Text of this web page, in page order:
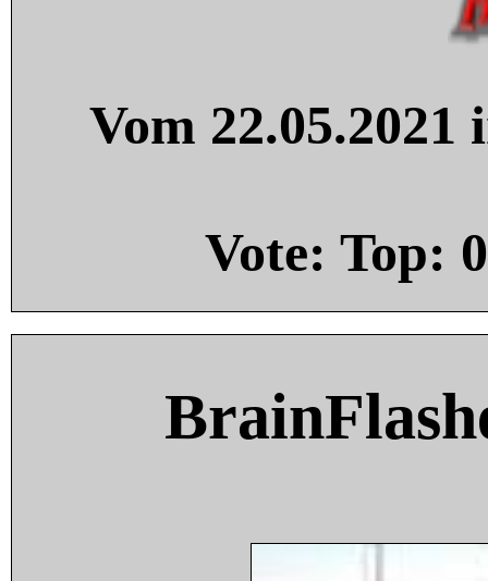
Vom
Vote: Top: 0